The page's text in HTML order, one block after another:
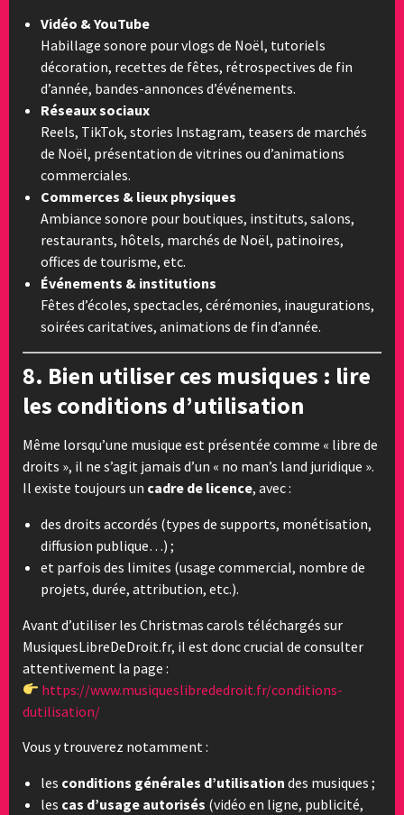
Vidéo & YouTube
Habillage sonore pour vlogs de Noël, tutoriels
décoration, recettes de fêtes, rétrospectives de fin
d’année, bandes-annonces d’événements.
Réseaux sociaux
Reels, TikTok, stories Instagram, teasers de marchés
de Noël, présentation de vitrines ou d’animations
commerciales.
Commerces & lieux physiques
Ambiance sonore pour boutiques, instituts, salons,
restaurants, hôtels, marchés de Noël, patinoires,
offices de tourisme, etc.
Événements & institutions
Fêtes d’écoles, spectacles, cérémonies, inaugurations,
soirées caritatives, animations de fin d’année.
8. Bien utiliser ces musiques : lire
les conditions d’utilisation
Même lorsqu’une musique est présentée comme « libre de
droits », il ne s’agit jamais d’un « no man’s land juridique ».
Il existe toujours un cadre de licence, avec :
des droits accordés (types de supports, monétisation,
diffusion publique…) ;
et parfois des limites (usage commercial, nombre de
projets, durée, attribution, etc.).
Avant d’utiliser les Christmas carols téléchargés sur
MusiquesLibreDeDroit.fr, il est donc crucial de consulter
attentivement la page :
https://www.musiqueslibrededroit.fr/conditions-
dutilisation/
Vous y trouverez notamment :
les conditions générales d’utilisation des musiques ;
les cas d’usage autorisés (vidéo en ligne, publicité,